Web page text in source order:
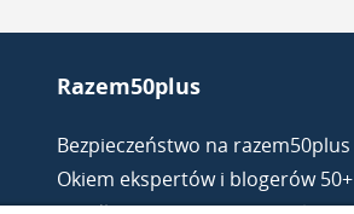
Razem50plus
Bezpieczeństwo na razem50plus
Okiem ekspertów i blogerów 50+